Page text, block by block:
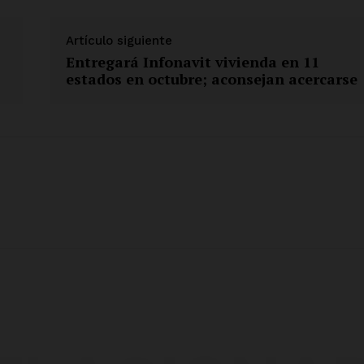
Artículo siguiente
Entregará Infonavit vivienda en 11
estados en octubre; aconsejan acercarse